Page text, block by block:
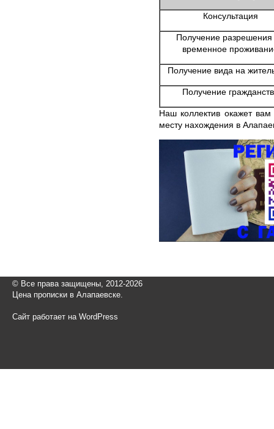
Консультация
Получение разрешения
временное
Получение вида на
Получение
Наш коллектив окажет
месту нахождения в
© Все права защищены, 2012-2026
Цена прописки в Алапаевске.
Сайт работает на WordPress